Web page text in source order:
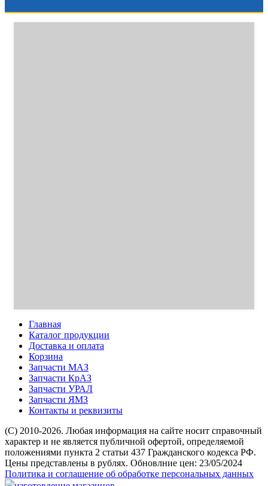
Главная
Каталог продукции
Доставка и оплата
Корзина
Запчасти МАЗ
Запчасти КрАЗ
Запчасти УРАЛ
Запчасти ЯМЗ
Контакты и реквизиты
(C) 2010-2026. Любая информация на сайте носит справочный
характер и не является публичной офертой, определяемой
положениями пункта 2 статьи 437 Гражданского кодекса РФ.
Цены представлены в рублях. Обновлние цен: 23/05/2024
Политика и соглашение об обработке персональных данных